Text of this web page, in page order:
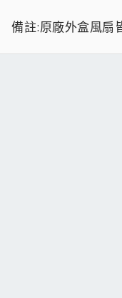
備註:原廠外盒風扇